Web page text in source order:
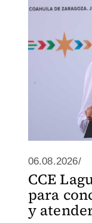
06.08.2026/
CCE
para
y